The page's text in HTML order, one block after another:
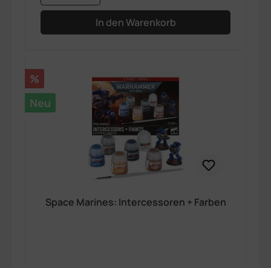
In den Warenkorb
Rabatt
%
Neu
Space Marines: Intercessoren + Farben